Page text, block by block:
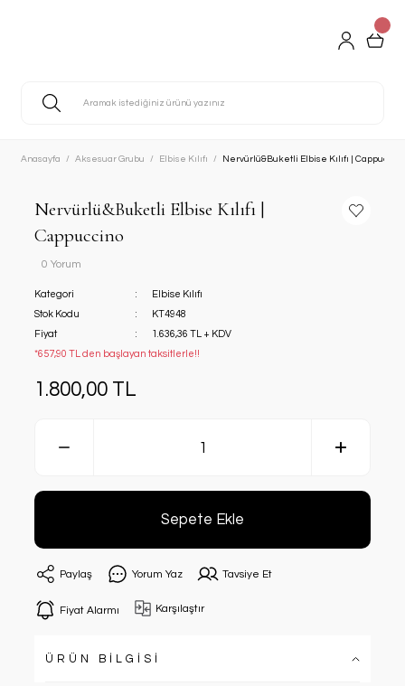
Anasayfa Aksesuar Grubu Elbise Kılıfı Nervürlü&Buketli Elbise Kılıfı | Cappuccino
Nervürlü&Buketli Elbise Kılıfı |
Cappuccino
0 Yorum
Kategori
Elbise Kılıfı
Stok Kodu
KT4948
Fiyat
1.636,36 TL + KDV
*657,90 TL den başlayan taksitlerle!!
1.800,00 TL
Sepete Ekle
Paylaş Yorum Yaz Tavsiye Et
Fiyat Alarmı Karşılaştır
ÜRÜN BİLGİSİ